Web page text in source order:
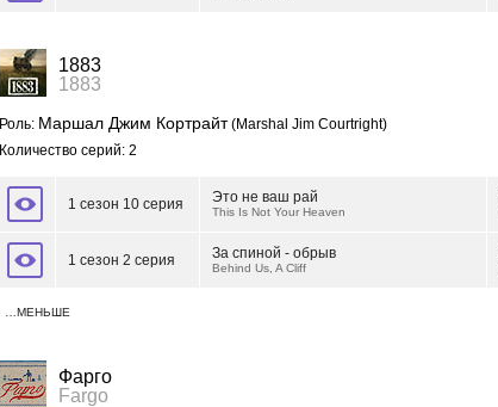
1883
1883
Роль: Маршал Джим Кортрайт(Marshal Jim Courtright)
Количество серий: 2
1 сезон 10 серия Это не ваш рай
This Is Not Your Heaven
1 сезон 2 серия За спиной - обрыв
Behind Us, A Cliff
…МЕНЬШЕ
Фарго
Fargo